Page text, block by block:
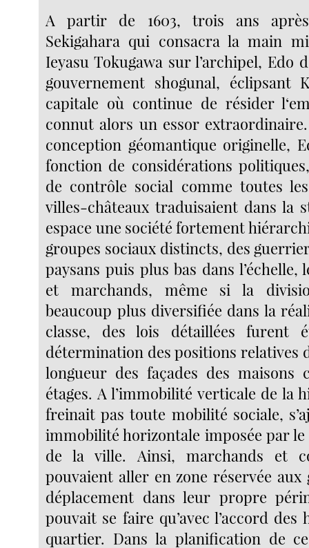
A partir de 1603, trois ans
Sekigahara qui consacra la main
Ieyasu Tokugawa sur l’archipel, Edo
gouvernement shogunal, éclipsant
capitale où continue de résider
connut alors un essor
conception géomantique originelle,
fonction de considérations
de contrôle social comme toutes
villes-châteaux traduisaient dans la
espace une société fortement
groupes sociaux distincts, des
paysans puis plus bas dans l’échelle,
et marchands, même si la
beaucoup plus diversifiée dans la
classe, des lois détaillées furent
détermination des positions relatives
longueur des façades des maisons
étages. A l’immobilité verticale de la
freinait pas toute mobilité sociale,
immobilité horizontale imposée par
de la ville. Ainsi, marchands et
pouvaient aller en zone réservée
déplacement dans leur propre
pouvait se faire qu’avec l’accord
quartier. Dans la planification de